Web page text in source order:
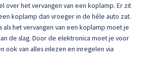
over het vervangen van een koplamp. Er zit
koplamp dan vroeger in de héle auto zat.
als het vervangen van een koplamp moet je
de slag. Door de elektronica moet je voor
ook van alles inlezen en inregelen via